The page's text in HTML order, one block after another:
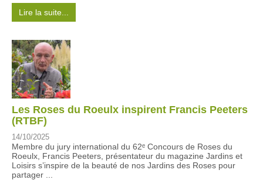
Lire la suite...
Les Roses du Roeulx inspirent Francis Peeters
(RTBF)
14/10/2025
Membre du jury international du 62ᵉ Concours de Roses du
Roeulx, Francis Peeters, présentateur du magazine Jardins et
Loisirs s’inspire de la beauté de nos Jardins des Roses pour
partager ...